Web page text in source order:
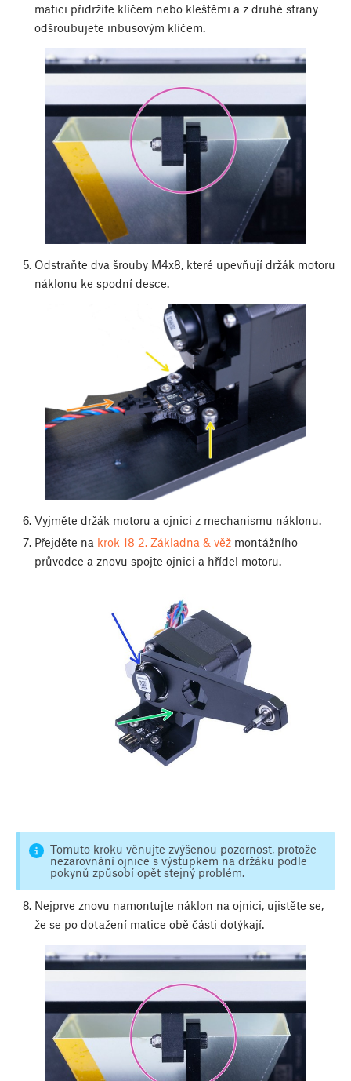
matici přidržíte klíčem nebo kleštěmi a z druhé strany
odšroubujete inbusovým klíčem.
Odstraňte dva šrouby M4x8, které upevňují držák motoru
náklonu ke spodní desce.
Vyjměte držák motoru a ojnici z mechanismu náklonu.
Přejděte na krok 18 2. Základna & věžmontážního
průvodce a znovu spojte ojnici a hřídel motoru.
Tomuto kroku věnujte zvýšenou pozornost, protože
nezarovnání ojnice s výstupkem na držáku podle
pokynů způsobí opět stejný problém.
Nejprve znovu namontujte náklon na ojnici, ujistěte se,
že se po dotažení matice obě části dotýkají.